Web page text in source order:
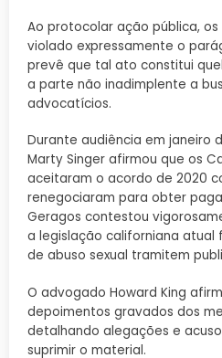
Ao protocolar ação pública,
violado expressamente o
prevê que tal ato constitui
a parte não inadimplente a
advocatícios.
Durante audiência em janeiro
Marty Singer afirmou que os
aceitaram o acordo de 2020
renegociaram para obter
Geragos contestou
a legislação californiana
de abuso sexual tramitem
O advogado Howard King
depoimentos gravados dos
detalhando alegações e
suprimir o material.